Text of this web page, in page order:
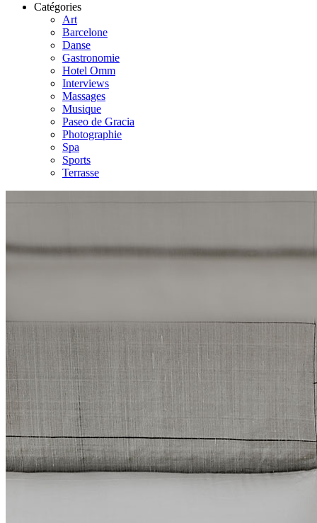
Catégories
Art
Barcelone
Danse
Gastronomie
Hotel Omm
Interviews
Massages
Musique
Paseo de Gracia
Photographie
Spa
Sports
Terrasse